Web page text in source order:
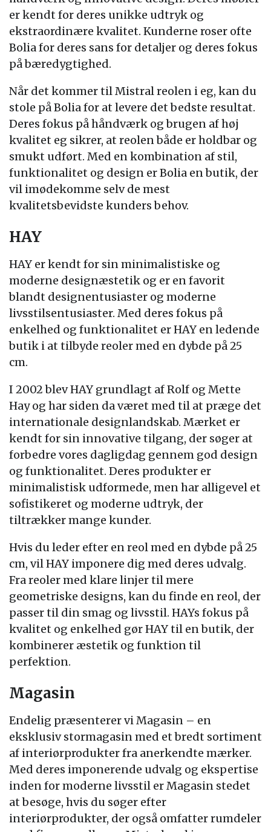
er kendt for deres unikke udtryk og
ekstraordinære kvalitet. Kunderne roser ofte
Bolia for deres sans for detaljer og deres fokus
på bæredygtighed.
Når det kommer til Mistral reolen i eg, kan du
stole på Bolia for at levere det bedste resultat.
Deres fokus på håndværk og brugen af høj
kvalitet eg sikrer, at reolen både er holdbar og
smukt udført. Med en kombination af stil,
funktionalitet og design er Bolia en butik, der
vil imødekomme selv de mest
kvalitetsbevidste kunders behov.
HAY
HAY er kendt for sin minimalistiske og
moderne designæstetik og er en favorit
blandt designentusiaster og moderne
livsstilsentusiaster. Med deres fokus på
enkelhed og funktionalitet er HAY en ledende
butik i at tilbyde reoler med en dybde på 25
cm.
I 2002 blev HAY grundlagt af Rolf og Mette
Hay og har siden da været med til at præge det
internationale designlandskab. Mærket er
kendt for sin innovative tilgang, der søger at
forbedre vores dagligdag gennem god design
og funktionalitet. Deres produkter er
minimalistisk udformede, men har alligevel et
sofistikeret og moderne udtryk, der
tiltrækker mange kunder.
Hvis du leder efter en reol med en dybde på 25
cm, vil HAY imponere dig med deres udvalg.
Fra reoler med klare linjer til mere
geometriske designs, kan du finde en reol, der
passer til din smag og livsstil. HAYs fokus på
kvalitet og enkelhed gør HAY til en butik, der
kombinerer æstetik og funktion til
perfektion.
Magasin
Endelig præsenterer vi Magasin – en
eksklusiv stormagasin med et bredt sortiment
af interiørprodukter fra anerkendte mærker.
Med deres imponerende udvalg og ekspertise
inden for moderne livsstil er Magasin stedet
at besøge, hvis du søger efter
interiørprodukter, der også omfatter rumdeler